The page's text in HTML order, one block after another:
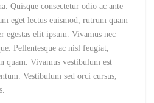
Quisque consectetur odio ac ante
eget lectus euismod, rutrum quam
egestas elit ipsum. Vivamus nec
Pellentesque ac nisl feugiat,
quam. Vivamus vestibulum est
Vestibulum sed orci cursus,